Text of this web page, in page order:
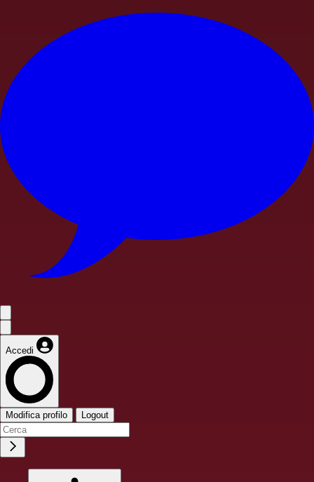
Accedi
Modifica profilo Logout